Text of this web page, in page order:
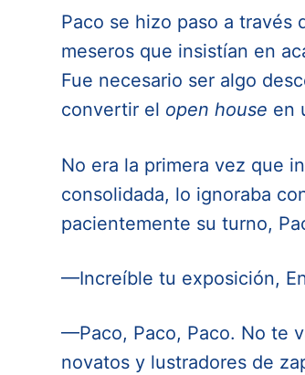
Paco se hizo paso a través
meseros que insistían en
Fue necesario ser algo
convertir el open house en
No era la primera vez que
consolidada, lo ignoraba
pacientemente su turno,
—Increíble tu exposición,
—Paco, Paco, Paco. No te
novatos y lustradores de